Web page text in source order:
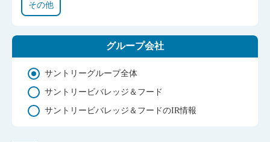
その他
グループ会社
サントリーグループ全体
サントリービバレッジ＆フード
サントリービバレッジ＆フードのIR情報